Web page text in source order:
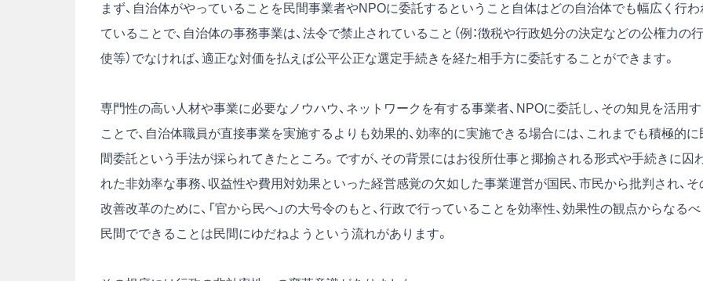
まず、自治体がやっていることを民間事業者やNPOに委託するということ自体はどの自治体でも幅広く行わ
ていることで、自治体の事務事業は、法令で禁止されていること（例：徴税や行政処分の決定などの公権力の行
使等）でなければ、適正な対価を払えば公平公正な選定手続きを経た相手方に委託することができます。
専門性の高い人材や事業に必要なノウハウ、ネットワークを有する事業者、NPOに委託し、その知見を活用
ことで、自治体職員が直接事業を実施するよりも効果的、効率的に実施できる場合には、これまでも積極的に
間委託という手法が採られてきたところ。ですが、その背景にはお役所仕事と揶揄される形式や手続きに囚
れた非効率な事務、収益性や費用対効果といった経営感覚の欠如した事業運営が国民、市民から批判され、そ
改善改革のために、「官から民へ」の大号令のもと、行政で行っていることを効率性、効果性の観点からなる
民間でできることは民間にゆだねようという流れがあります。